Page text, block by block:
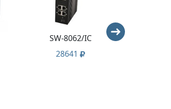
SW-8062/IC
28641